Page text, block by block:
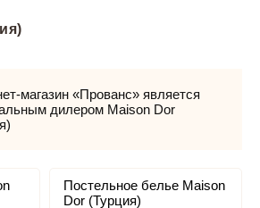
магазин «Прованс» является
дилером Maison Dor
Постельное белье Maison
Dor (Турция)